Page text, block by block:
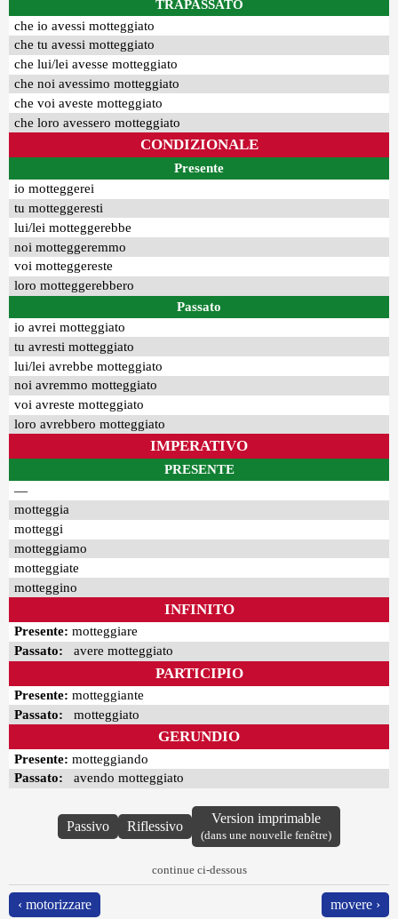
TRAPASSATO
che io avessi motteggiato
che tu avessi motteggiato
che lui/lei avesse motteggiato
che noi avessimo motteggiato
che voi aveste motteggiato
che loro avessero motteggiato
CONDIZIONALE
Presente
io motteggerei
tu motteggeresti
lui/lei motteggerebbe
noi motteggeremmo
voi motteggereste
loro motteggerebbero
Passato
io avrei motteggiato
tu avresti motteggiato
lui/lei avrebbe motteggiato
noi avremmo motteggiato
voi avreste motteggiato
loro avrebbero motteggiato
IMPERATIVO
PRESENTE
—
motteggia
motteggi
motteggiamo
motteggiate
motteggino
INFINITO
Presente: motteggiare
Passato: avere motteggiato
PARTICIPIO
Presente: motteggiante
Passato: motteggiato
GERUNDIO
Presente: motteggiando
Passato: avendo motteggiato
Passivo Riflessivo
Version imprimable
(dans une nouvelle fenêtre)
continue ci-dessous
‹ motorizzare movere ›